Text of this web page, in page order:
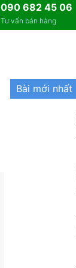
090 682 45 06
Tư vấn bán hàng
Bài mới nhất